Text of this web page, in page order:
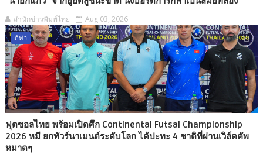
สำนักข่าวพิมพ์ไทย Aug 03, 2026
กีฬา
ฟุตซอลไทย พร้อมเปิดศึก Continental Futsal Championship
2026 หมี ยกทัวร์นาเมนต์ระดับโลก ได้ปะทะ 4 ชาติที่ผ่านเวิล์ดคัพ
หมาดๆ